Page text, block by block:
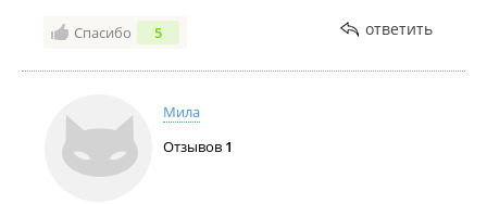
"Отвечаешь?" Потом еще раз записал данные, что я
указывал в заявке в другом офисе. Приняли груз. 30
минут потрачено на 5-ти минутное дело. Сегодня
панике. Машина в сервисе. Груз прибудет только в
понедельник.
Если это читает кто-то из руководства:
Спасибо 5 ответить
Мила
Отзывов 1